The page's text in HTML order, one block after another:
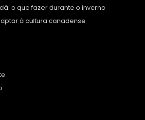
o que fazer durante o inverno
à cultura canadense